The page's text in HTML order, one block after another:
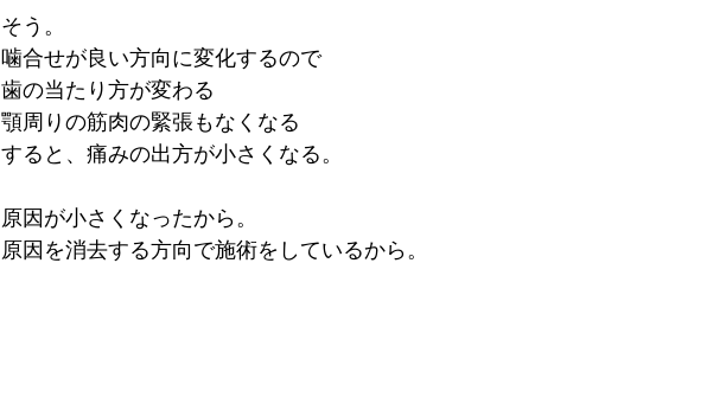
そう。
噛合せが良い方向に変化するので
歯の当たり方が変わる
顎周りの筋肉の緊張もなくなる
すると、痛みの出方が小さくなる。
原因が小さくなったから。
原因を消去する方向で施術をしているから。